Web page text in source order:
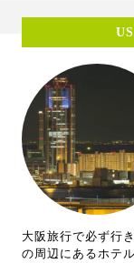
大阪旅行で必ず行
の周辺にあるホテ